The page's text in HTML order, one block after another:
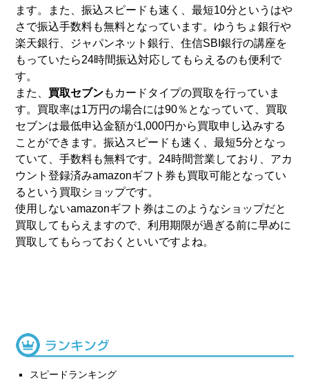
ます。また、振込スピードも速く、最短10分というはや
さで振込手数料も無料となっています。ゆうちょ銀行や
楽天銀行、ジャパンネット銀行、住信SBI銀行の講座を
もっていたら24時間振込対応してもらえるのも便利で
す。
また、 買取セブンもカードタイプの買取を行っていま
す。買取率は1万円の場合には90％となっていて、買取
セブンは最低申込金額が1,000円から買取申し込みする
ことができます。振込スピードも速く、最短5分となっ
ていて、手数料も無料です。24時間営業しており、アカ
ウント登録済みamazonギフト券も買取可能となってい
るという買取ショップです。
使用しないamazonギフト券はこのようなショップだと
買取してもらえますので、利用期限が過ぎる前に早めに
買取してもらっておくといいですよね。
スピードランキング